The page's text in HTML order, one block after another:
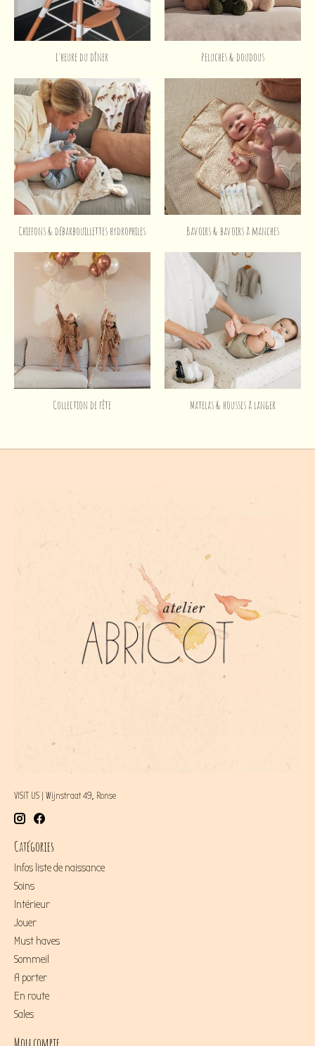
L'heure du dîner Peluches & doudous
Chiffons & débarbouillettes hydrophiles Bavoirs & bavoirs à manches
Collection de fête Matelas & housses à langer
VISIT US | Wijnstraat 49, Ronse
Catégories
Infos liste de naissance
Soins
Intérieur
Jouer
Must haves
Sommeil
A porter
En route
Sales